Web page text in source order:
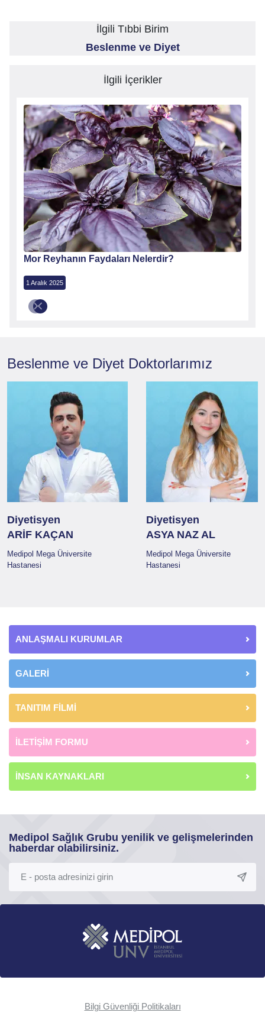
İlgili Tıbbi Birim
Beslenme ve Diyet
İlgili İçerikler
Mor Reyhanın Faydaları Nelerdir?
1 Aralık 2025
Beslenme ve Diyet Doktorlarımız
Diyetisyen
ARİF KAÇAN
Medipol Mega Üniversite
Hastanesi
Diyetisyen
ASYA NAZ AL
Medipol Mega Üniversite
Hastanesi
ANLAŞMALI KURUMLAR
GALERİ
TANITIM FİLMİ
İLETİŞİM FORMU
İNSAN KAYNAKLARI
Medipol Sağlık Grubu yenilik ve gelişmelerinden
haberdar olabilirsiniz.
Bilgi Güvenliği Politikaları